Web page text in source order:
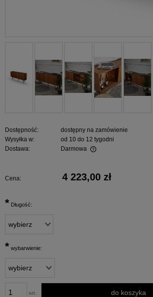
Dostępność:
dostępny na zamówienie
Wysyłka w:
od 10 do 12 tygodni
Dostawa:
Darmowa
Cena: 4 223,00 zł
* Długość:
* wybarwienie:
szt. do koszyka